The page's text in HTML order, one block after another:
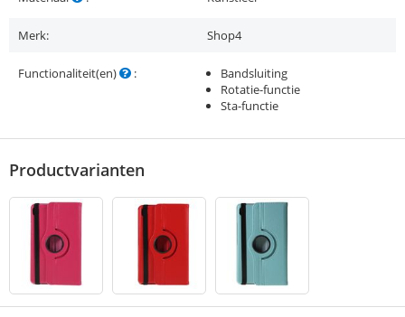
Merk: Shop4
Functionaliteit(en) :
Bandsluiting
Rotatie-functie
Sta-functie
Productvarianten